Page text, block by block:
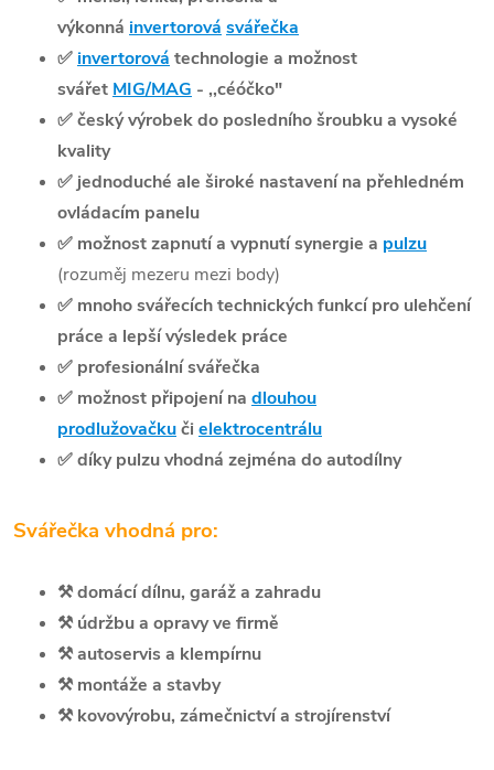
výkonná invertorová svářečka
✅ invertorová technologie a možnost
svářet MIG/MAG - ,,céóčko"
✅český výrobek do posledního šroubku a vysoké
kvality
✅ jednoduché ale široké nastavení na přehledném
ovládacím panelu
✅ možnost zapnutí a vypnutí synergie a pulzu
(rozuměj mezeru mezi body)
✅ mnoho svářecích technických funkcí pro ulehčení
práce a lepší výsledek práce
✅ profesionální svářečka
✅ možnost připojení na dlouhou
prodlužovačkuči elektrocentrálu
✅díky pulzu vhodná zejména do autodílny
Svářečka vhodná pro:
⚒️domácí dílnu, garáž a zahradu
⚒️údržbu a opravy ve firmě
⚒️autoservis a klempírnu
⚒️montáže a stavby
⚒️kovovýrobu, zámečnictví a strojírenství